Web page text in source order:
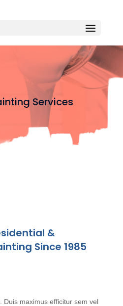
Services
&
Since 1985
Duis maximus efficitur sem vel